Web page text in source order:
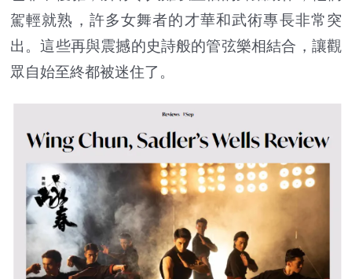
駕輕就熟，許多女舞者的才華和武術專長非常突
出。這些再與震撼的史詩般的管弦樂相結合，讓觀
眾自始至終都被迷住了。